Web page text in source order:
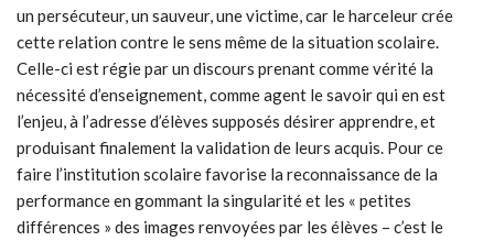
un persécuteur, un sauveur, une victime, car le harceleur crée
cette relation contre le sens même de la situation scolaire.
Celle-ci est régie par un discours prenant comme vérité la
nécessité d’enseignement, comme agent le savoir qui en est
l’enjeu, à l’adresse d’élèves supposés désirer apprendre, et
produisant finalement la validation de leurs acquis. Pour ce
faire l’institution scolaire favorise la reconnaissance de la
performance en gommant la singularité et les « petites
différences » des images renvoyées par les élèves – c’est le